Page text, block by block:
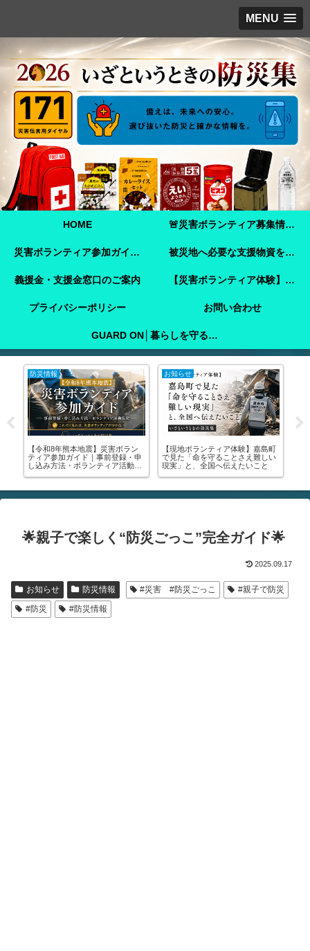
MENU
HOME 🚨災害ボランティア募集情報【2026年8月8日最新】熊本地震 🚨
災害ボランティア参加ガイド【令和8年熊本地震】事前登録・申し込み方法・ボランティア活動保険 被災地へ必要な支援物資を届けませんか？【熊本地震支援】｜Amazonほしい物リストで今すぐ支援できます
義援金・支援金窓口のご案内 【災害ボランティア体験】嘉島町で見た「命を守ることさえ難しい現実」と、全国へ伝えたいこと
プライバシーポリシー お問い合わせ
GUARD ON│暮らしを守る防犯ガイド
防災情報
【令和8年熊本地震】災害ボラン
ティア参加ガイド｜事前登録・申
し込み方法・ボランティア活動保
お知らせ
【現地ボランティア体験】嘉島町
で見た「命を守ることさえ難しい
現実」と、全国へ伝えたいこと
🌟親子で楽しく“防災ごっこ”完全ガイド🌟
2025.09.17
お知らせ 防災情報 #災害 #防災ごっこ
#親子で防災
#防災
#防災情報